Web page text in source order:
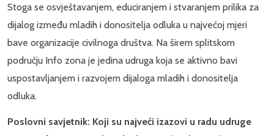
Stoga se osvještavanjem, educiranjem i stvaranjem prilika za
dijalog između mladih i donositelja odluka u najvećoj mjeri
bave organizacije civilnoga društva. Na širem splitskom
području Info zona je jedina udruga koja se aktivno bavi
uspostavljanjem i razvojem dijaloga mladih i donositelja
odluka.
Poslovni savjetnik: Koji su najveći izazovi u radu udruge